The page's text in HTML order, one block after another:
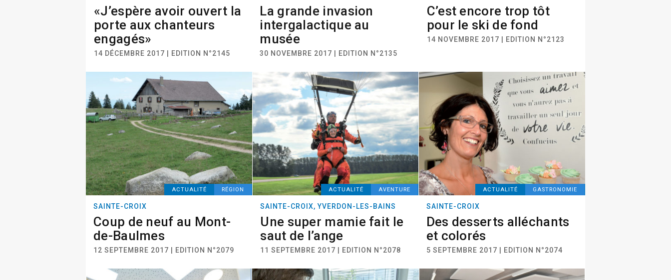
«J’espère avoir ouvert la
porte aux chanteurs
engagés»
14 DÉCEMBRE 2017 | EDITION N°2145
La grande invasion
intergalactique au
musée
30 NOVEMBRE 2017 | EDITION N°2135
C’est encore trop tôt
pour le ski de fond
14 NOVEMBRE 2017 | EDITION N°2123
ACTUALITÉ RÉGION
SAINTE-CROIX
Coup de neuf au Mont-
de-Baulmes
12 SEPTEMBRE 2017 | EDITION N°2079
ACTUALITÉ AVENTURE
SAINTE-CROIX, YVERDON-LES-BAINS
Une super mamie fait le
saut de l’ange
11 SEPTEMBRE 2017 | EDITION N°2078
ACTUALITÉ GASTRONOMIE
SAINTE-CROIX
Des desserts alléchants
et colorés
5 SEPTEMBRE 2017 | EDITION N°2074